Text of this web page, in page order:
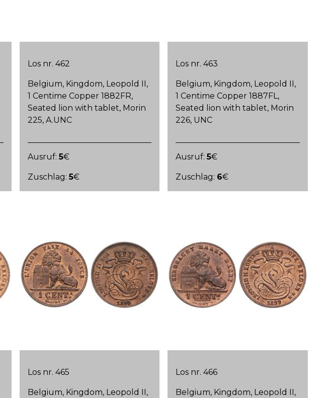
Los nr. 462
Belgium, Kingdom, Leopold II,
1 Centime Copper 1882FR,
Seated lion with tablet, Morin
225, A.UNC
Ausruf: 5€
Zuschlag: 5€
Los nr. 463
Belgium, Kingdom, Leopold II,
1 Centime Copper 1887FL,
Seated lion with tablet, Morin
226, UNC
Ausruf:5€
Zuschlag: 6€
Los nr. 465
Belgium, Kingdom, Leopold II,
Los nr. 466
Belgium, Kingdom, Leopold II,